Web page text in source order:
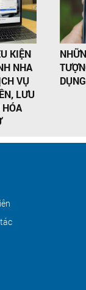
KIỆN
NHA
VỤ
LƯU